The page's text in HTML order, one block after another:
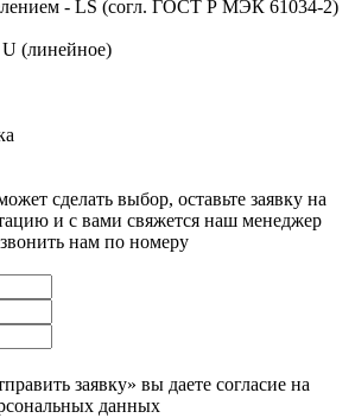
- LS (согл. ГОСТ Р МЭК 61034-2)
(линейное)
сделать выбор, оставьте заявку на
и с вами свяжется наш менеджер
нам по номеру
заявку» вы даете согласие на
данных